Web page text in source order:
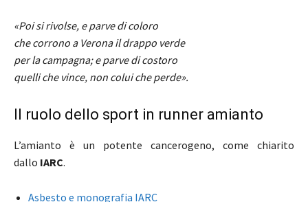
«Poi si rivolse, e parve di coloro
che corrono a Verona il drappo verde
per la campagna; e parve di costoro
quelli che vince, non colui che perde».
Il ruolo dello sport in runner amianto
L’amianto è un potente cancerogeno, come chiarito
dallo IARC.
Asbesto e monografia IARC